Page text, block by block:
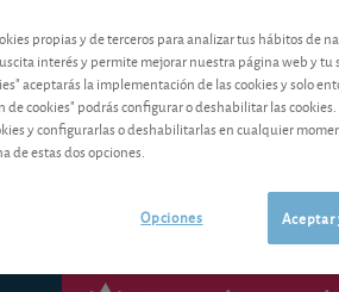
6 min.
¿Está su
Utilice los recursos
propias y de terceros para analizar tus hábitos de
interés y permite mejorar nuestra página web y tu
aceptarás la implementación de las cookies y solo
de cookies" podrás configurar o deshabilitar las cookies.
y configurarlas o deshabilitarlas en cualquier
de estas dos opciones.
Opciones